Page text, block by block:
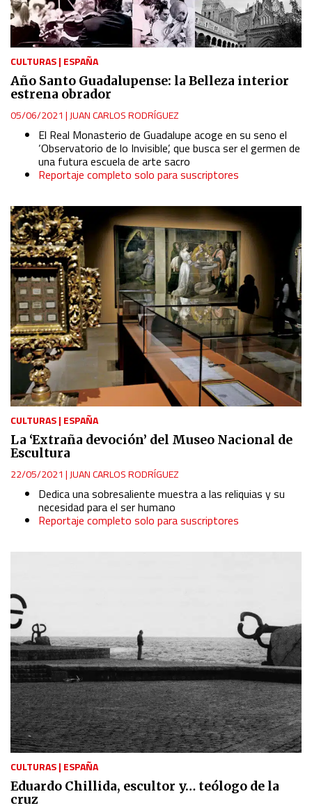
CULTURAS| ESPAÑA
Año Santo Guadalupense: la Belleza interior
estrena obrador
05/06/2021 | JUAN CARLOS RODRÍGUEZ
El Real Monasterio de Guadalupe acoge en su seno el
‘Observatorio de lo Invisible’, que busca ser el germen de
una futura escuela de arte sacro
Reportaje completo solo para suscriptores
CULTURAS| ESPAÑA
La ‘Extraña devoción’ del Museo Nacional de
Escultura
22/05/2021 |JUAN CARLOS RODRÍGUEZ
Dedica una sobresaliente muestra a las reliquias y su
necesidad para el ser humano
Reportaje completo solo para suscriptores
CULTURAS| ESPAÑA
Eduardo Chillida, escultor y… teólogo de la
cruz
Use profiles to select personalised content
Measure advertising performance
Measure content performance
Understand audiences through statistics or combinations
of data from different sources
Use limited data to select content
IAB Special Features:
Use precise geolocation data
Identify devices based on information actively requested
Non-IAB processing purposes:
Essential
Analytical
Functional
Advertising